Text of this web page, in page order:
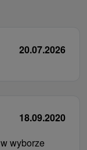
20.07.2026
18.09.2020
wyborze